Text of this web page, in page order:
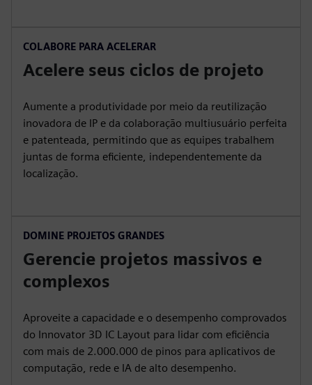
COLABORE PARA ACELERAR
Acelere seus ciclos de projeto
Aumente a produtividade por meio da reutilização
inovadora de IP e da colaboração multiusuário perfeita
e patenteada, permitindo que as equipes trabalhem
juntas de forma eficiente, independentemente da
localização.
DOMINE PROJETOS GRANDES
Gerencie projetos massivos e
complexos
Aproveite a capacidade e o desempenho comprovados
do Innovator 3D IC Layout para lidar com eficiência
com mais de 2.000.000 de pinos para aplicativos de
computação, rede e IA de alto desempenho.